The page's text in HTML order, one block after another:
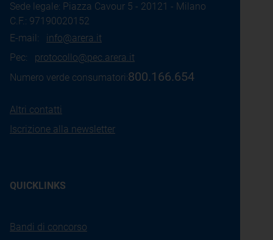
Sede legale: Piazza Cavour 5 - 20121 - Milano
C.F.: 97190020152
E-mail: info@arera.it
Pec: protocollo@pec.arera.it
Numero verde consumatori:800.166.654
Altri contatti
Iscrizione alla newsletter
QUICKLINKS
Bandi di concorso